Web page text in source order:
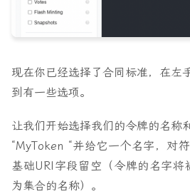
现在你已经选择了合同标准，在左
到有一些选项。
让我们开始选择我们的令牌的名称
“MyToken “并给它一个名字，对
基础URI字段留空（令牌的名字
为集合的名称）。